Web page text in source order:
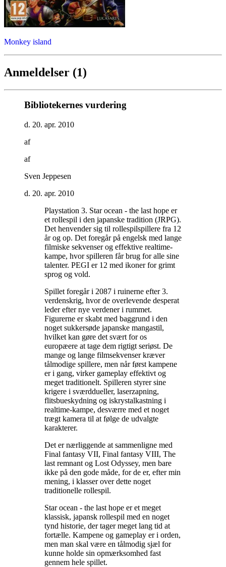
Monkey island
Anmeldelser (1)
Bibliotekernes vurdering
d. 20. apr. 2010
af
af
Sven Jeppesen
d. 20. apr. 2010
Playstation 3. Star ocean - the last hope er
et rollespil i den japanske tradition (JRPG).
Det henvender sig til rollespilspillere fra 12
år og op. Det foregår på engelsk med lange
filmiske sekvenser og effektive realtime-
kampe, hvor spilleren får brug for alle sine
talenter. PEGI er 12 med ikoner for grimt
sprog og vold.
Spillet foregår i 2087 i ruinerne efter 3.
verdenskrig, hvor de overlevende desperat
leder efter nye verdener i rummet.
Figurerne er skabt med baggrund i den
noget sukkersøde japanske mangastil,
hvilket kan gøre det svært for os
europæere at tage dem rigtigt seriøst. De
mange og lange filmsekvenser kræver
tålmodige spillere, men når først kampene
er i gang, virker gameplay effektivt og
meget traditionelt. Spilleren styrer sine
krigere i sværddueller, laserzapning,
flitsbueskydning og iskrystalkastning i
realtime-kampe, desværre med et noget
trægt kamera til at følge de udvalgte
karakterer.
Det er nærliggende at sammenligne med
Final fantasy VII, Final fantasy VIII, The
last remnant og Lost Odyssey, men bare
ikke på den gode måde, for de er, efter min
mening, i klasser over dette noget
traditionelle rollespil.
Star ocean - the last hope er et meget
klassisk, japansk rollespil med en noget
tynd historie, der tager meget lang tid at
fortælle. Kampene og gameplay er i orden,
men man skal være en tålmodig sjæl for
kunne holde sin opmærksomhed fast
gennem hele spillet.